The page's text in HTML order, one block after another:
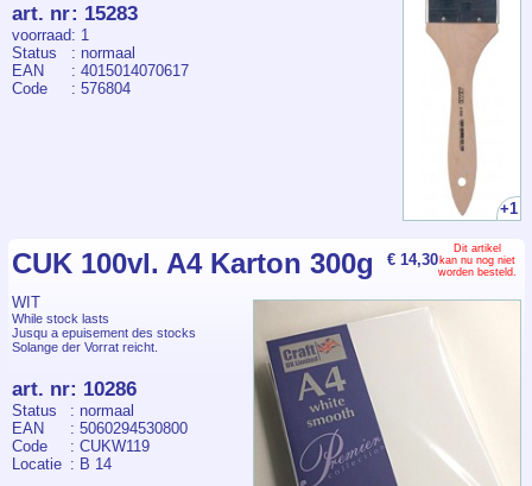
+1
art. nr: 15283
voorraad: 1
Status
: normaal
EAN
: 4015014070617
Code
: 576804
€ 14,30
Dit artikel
kan nu nog niet
worden besteld.
CUK 100vl. A4 Karton 300g
WIT
While stock lasts
Jusqu a epuisement des stocks
Solange der Vorrat reicht.
art. nr: 10286
Status
: normaal
EAN
: 5060294530800
Code
: CUKW119
Locatie : B 14